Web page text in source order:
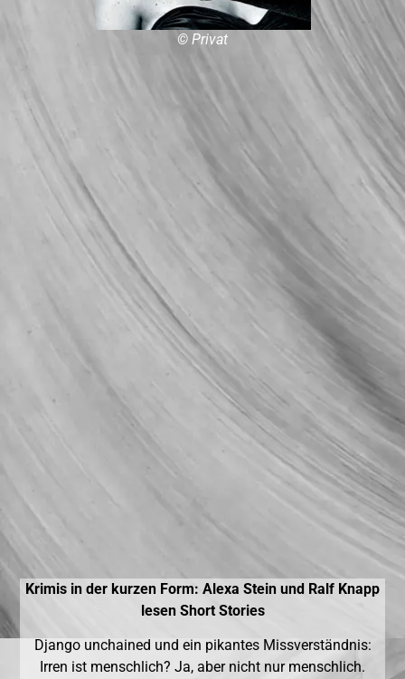
© Privat
Krimis in der kurzen Form: Alexa Stein und Ralf Knapp
lesen Short Stories
Django unchained und ein pikantes Missverständnis:
Irren ist menschlich? Ja, aber nicht nur menschlich.